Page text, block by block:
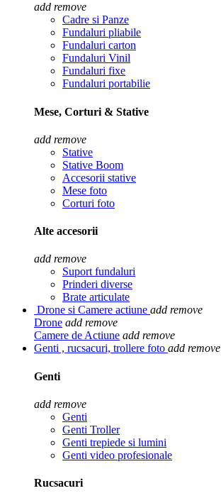
add remove
Cadre si Panze
Fundaluri pliabile
Fundaluri carton
Fundaluri Vinil
Fundaluri fixe
Fundaluri portabilie
Mese, Corturi & Stative
add remove
Stative
Stative Boom
Accesorii stative
Mese foto
Corturi foto
Alte accesorii
add remove
Suport fundaluri
Prinderi diverse
Brate articulate
Drone si Camere actiune add remove
Drone add remove
Camere de Actiune add remove
Genti , rucsacuri, trollere foto add remove
Genti
add remove
Genti
Genti Troller
Genti trepiede si lumini
Genti video profesionale
Rucsacuri